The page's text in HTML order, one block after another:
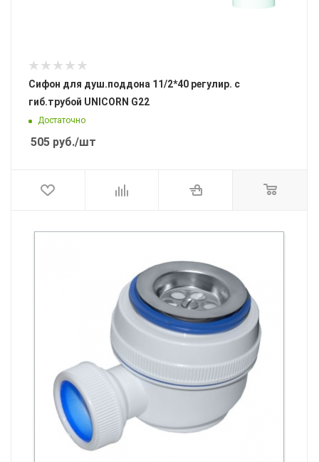
Сифон для душ.поддона 11/2*40 регулир. с
гиб.трубой UNICORN G22
Достаточно
505 руб./шт